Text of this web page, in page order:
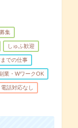
集
しゅふ歓迎
での仕事
業・WワークOK
電話対応なし